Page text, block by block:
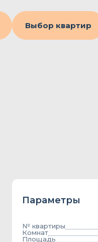
Выбор квартир
Параметры
№ квартиры
Комнат
Площадь